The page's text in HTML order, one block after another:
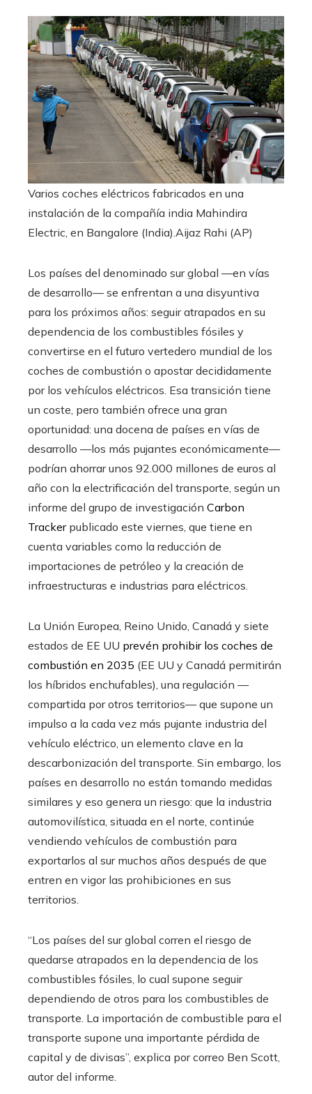
Varios coches eléctricos fabricados en una
instalación de la compañía india Mahindira
Electric, en Bangalore (India).Aijaz Rahi (AP)
Los países del denominado sur global —en vías
de desarrollo— se enfrentan a una disyuntiva
para los próximos años: seguir atrapados en su
dependencia de los combustibles fósiles y
convertirse en el futuro vertedero mundial de los
coches de combustión o apostar decididamente
por los vehículos eléctricos. Esa transición tiene
un coste, pero también ofrece una gran
oportunidad: una docena de países en vías de
desarrollo —los más pujantes económicamente—
podrían ahorrar unos 92.000 millones de euros al
año con la electrificación del transporte, según un
informe del grupo de investigación Carbon
Trackerpublicado este viernes, que tiene en
cuenta variables como la reducción de
importaciones de petróleo y la creación de
infraestructuras e industrias para eléctricos.
La Unión Europea, Reino Unido, Canadá y siete
estados de EE UU prevén prohibir los coches de
combustión en 2035 (EE UU y Canadá permitirán
los híbridos enchufables), una regulación —
compartida por otros territorios— que supone un
impulso a la cada vez más pujante industria del
vehículo eléctrico, un elemento clave en la
descarbonización del transporte. Sin embargo, los
países en desarrollo no están tomando medidas
similares y eso genera un riesgo: que la industria
automovilística, situada en el norte, continúe
vendiendo vehículos de combustión para
exportarlos al sur muchos años después de que
entren en vigor las prohibiciones en sus
territorios.
“Los países del sur global corren el riesgo de
quedarse atrapados en la dependencia de los
combustibles fósiles, lo cual supone seguir
dependiendo de otros para los combustibles de
transporte. La importación de combustible para el
transporte supone una importante pérdida de
capital y de divisas”, explica por correo Ben Scott,
autor del informe.